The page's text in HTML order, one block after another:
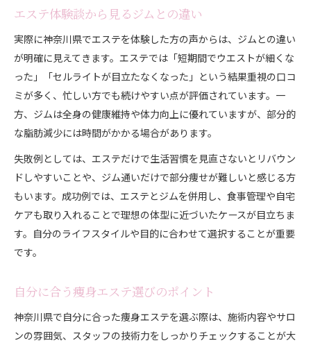
エステ体験談から見るジムとの違い
実際に神奈川県でエステを体験した方の声からは、ジムとの違い
が明確に見えてきます。エステでは「短期間でウエストが細くな
った」「セルライトが目立たなくなった」という結果重視の口コ
ミが多く、忙しい方でも続けやすい点が評価されています。一
方、ジムは全身の健康維持や体力向上に優れていますが、部分的
な脂肪減少には時間がかかる場合があります。
失敗例としては、エステだけで生活習慣を見直さないとリバウン
ドしやすいことや、ジム通いだけで部分痩せが難しいと感じる方
もいます。成功例では、エステとジムを併用し、食事管理や自宅
ケアも取り入れることで理想の体型に近づいたケースが目立ちま
す。自分のライフスタイルや目的に合わせて選択することが重要
です。
自分に合う痩身エステ選びのポイント
神奈川県で自分に合った痩身エステを選ぶ際は、施術内容やサロ
ンの雰囲気、スタッフの技術力をしっかりチェックすることが大